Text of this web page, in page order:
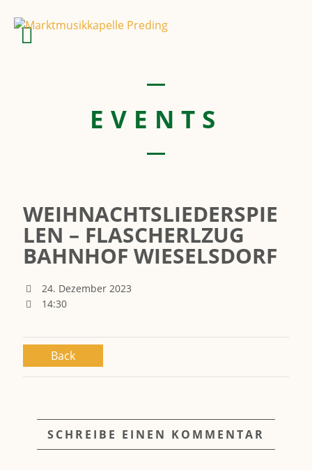
EVENTS
WEIHNACHTSLIEDERSPIE
LEN – FLASCHERLZUG
BAHNHOF WIESELSDORF
24. Dezember 2023
14:30
Back
SCHREIBE EINEN KOMMENTAR